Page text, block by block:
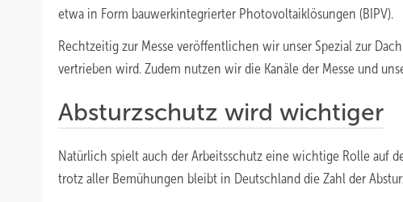
etwa in Form bauwerkintegrierter Photovoltaiklösungen (BIPV).
Rechtzeitig zur Messe veröffentlichen wir unser Spezial zur
vertrieben wird. Zudem nutzen wir die Kanäle der Messe und
Absturzschutz wird wichtiger
Natürlich spielt auch der Arbeitsschutz eine wichtige Rolle auf
trotz aller Bemühungen bleibt in Deutschland die Zahl der